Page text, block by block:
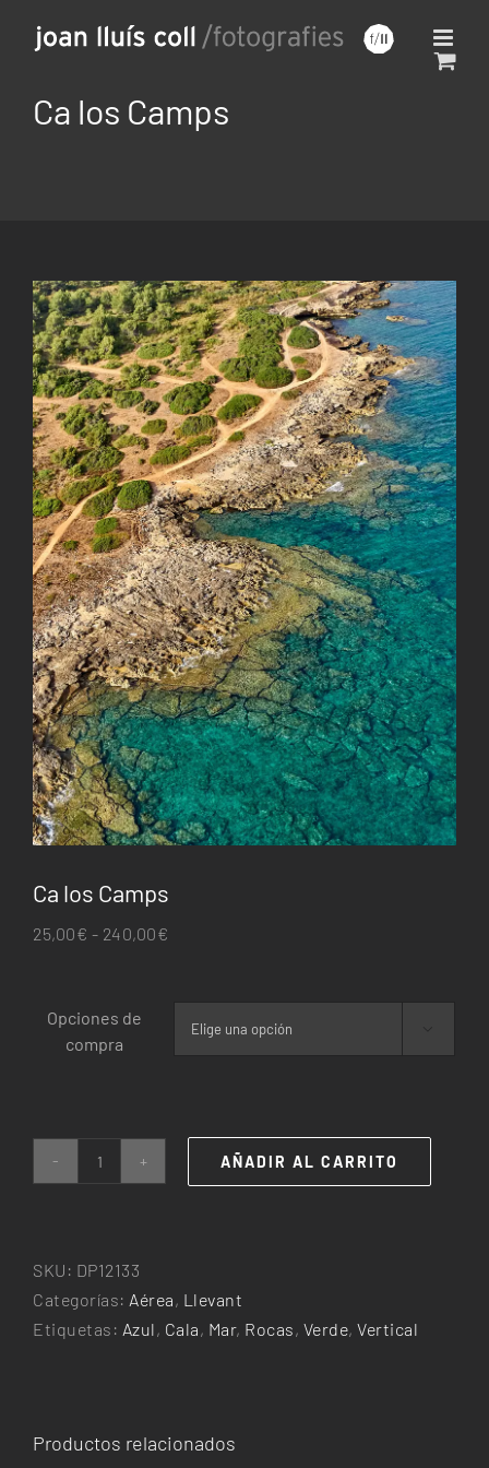
Ca los Camps
Ca los Camps
25,00€ - 240,00€
desde
25,00€
Opciones de
compra
Ca
cantidad
AÑADIR AL CARRITO
SKU: DP12133
Categorías: Aérea, Llevant
Etiquetas: Azul, Cala, Mar, Rocas, Verde, Vertical
Productos relacionados